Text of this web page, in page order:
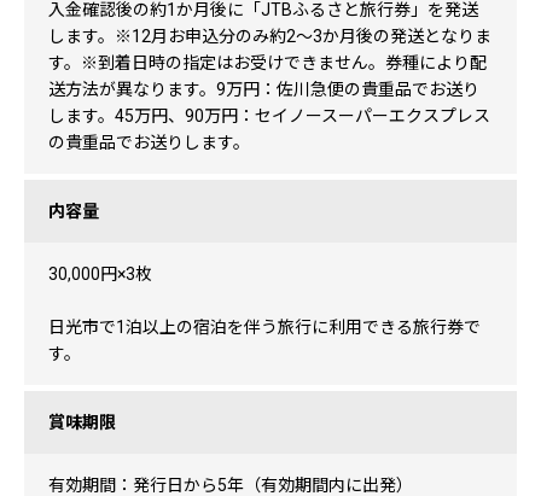
入金確認後の約1か月後に「JTBふるさと旅行券」を発送
します。※12月お申込分のみ約2～3か月後の発送となりま
す。※到着日時の指定はお受けできません。券種により配
送方法が異なります。9万円：佐川急便の貴重品でお送り
します。45万円、90万円：セイノースーパーエクスプレス
の貴重品でお送りします。
内容量
30,000円×3枚
日光市で1泊以上の宿泊を伴う旅行に利用できる旅行券で
す。
賞味期限
有効期間：発行日から5年（有効期間内に出発）